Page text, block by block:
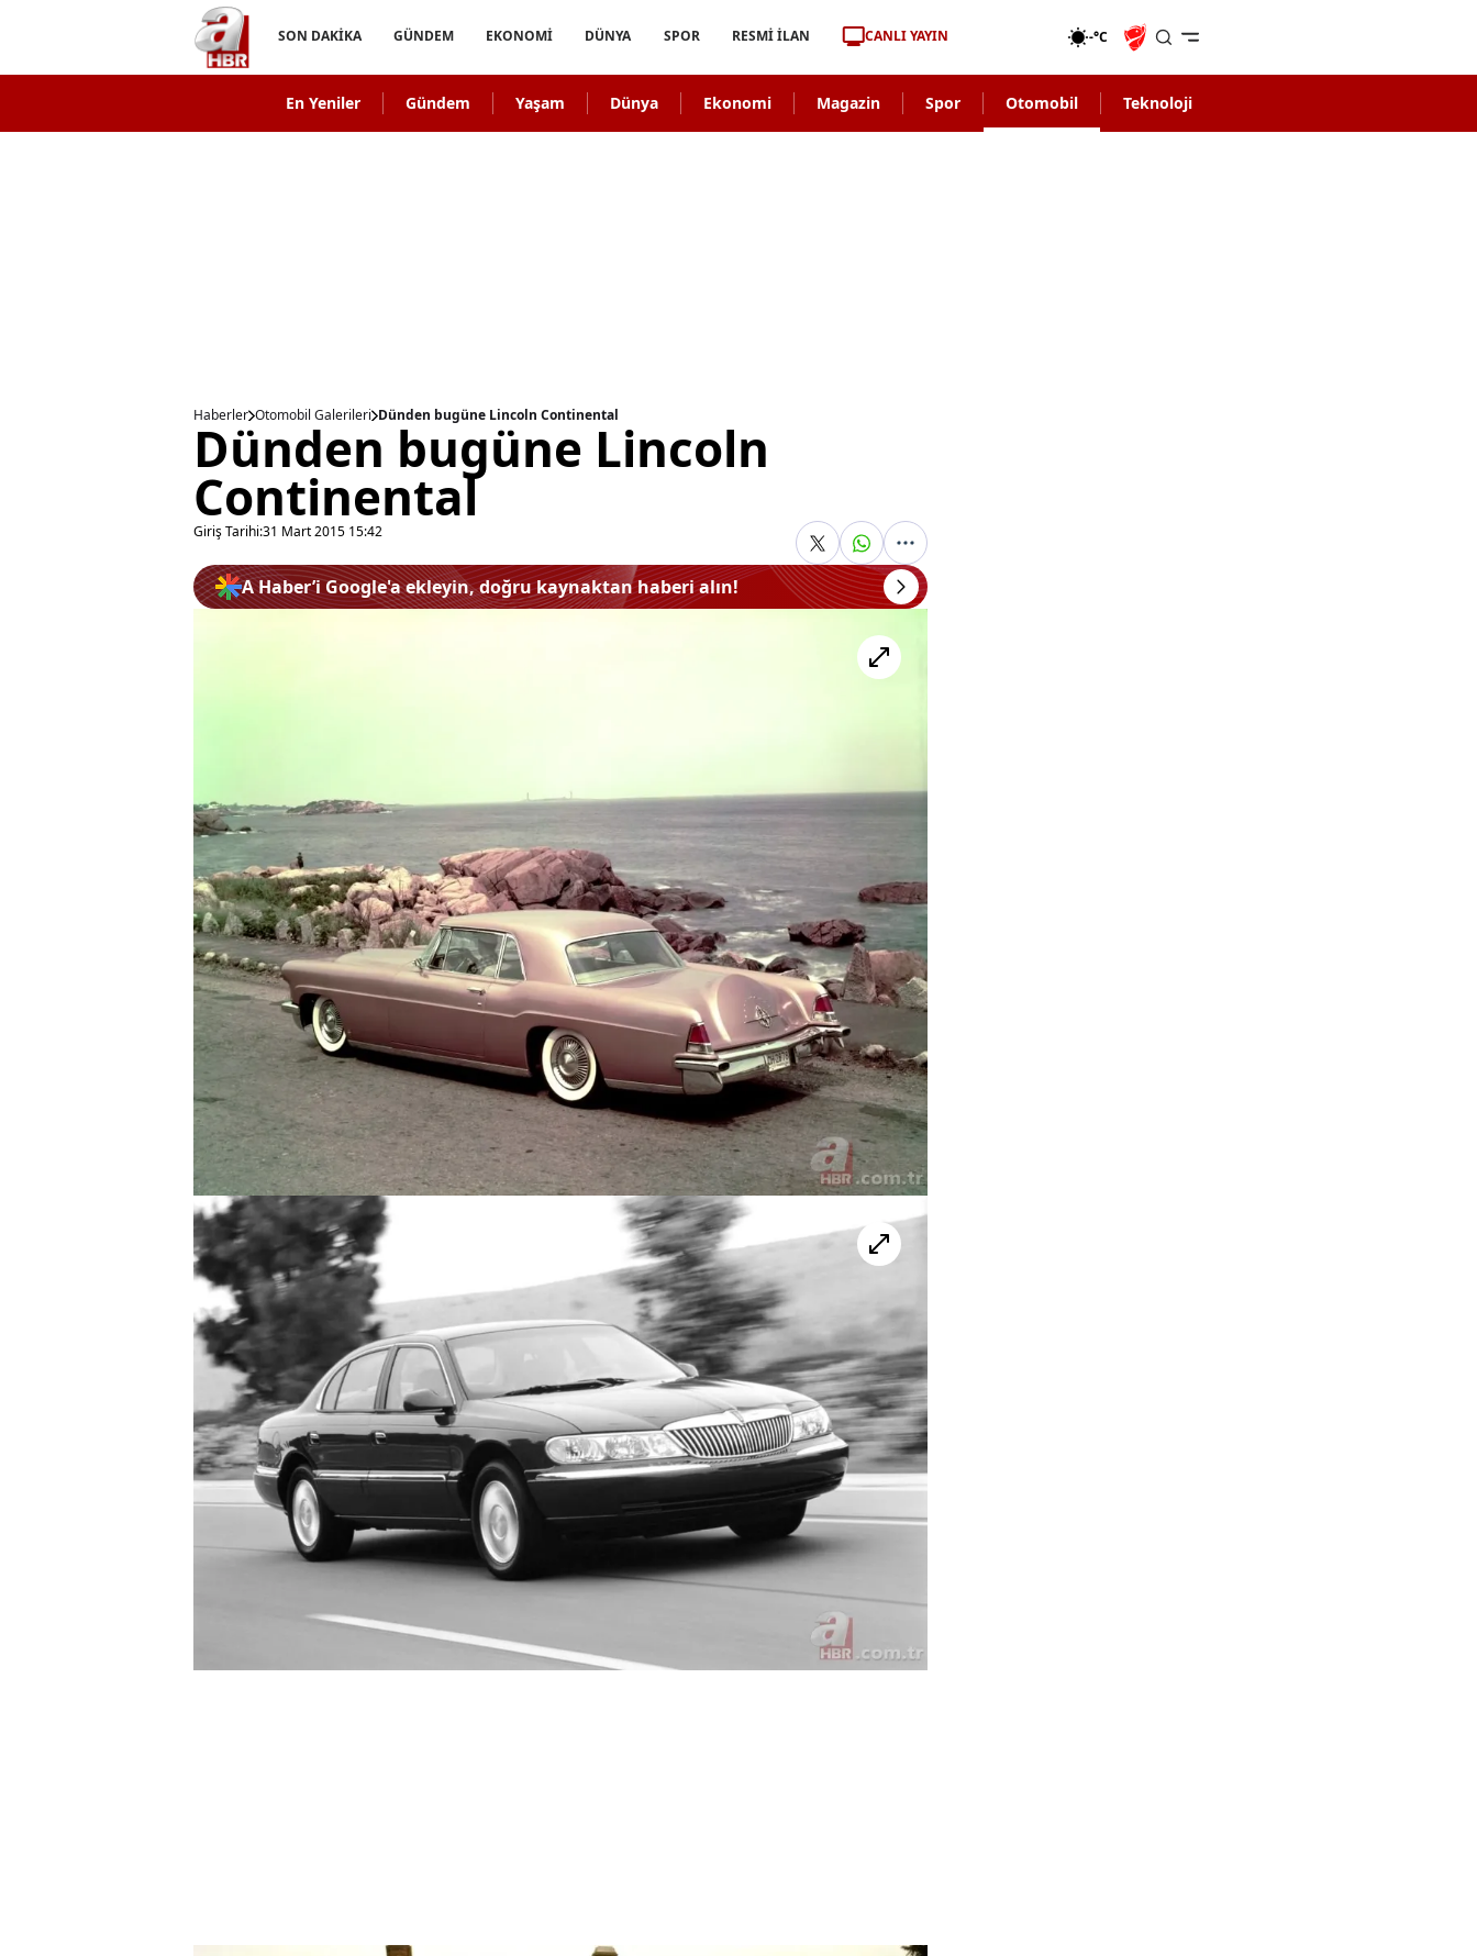
SON DAKİKA GÜNDEM EKONOMİ DÜNYA SPOR RESMİ İLAN CANLI YAYIN -°C
En Yeniler Gündem Yaşam Dünya Ekonomi Magazin Spor Otomobil Teknoloji
Haberler Otomobil Galerileri Dünden bugüne Lincoln Continental
Dünden bugüne Lincoln
Continental
Giriş Tarihi:31 Mart 2015 15:42
A Haber’i Google'a ekleyin, doğru kaynaktan haberi alın!